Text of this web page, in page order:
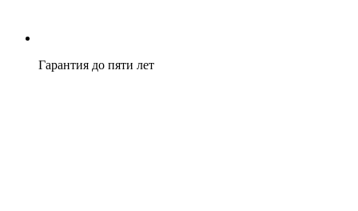
Гарантия до пяти лет